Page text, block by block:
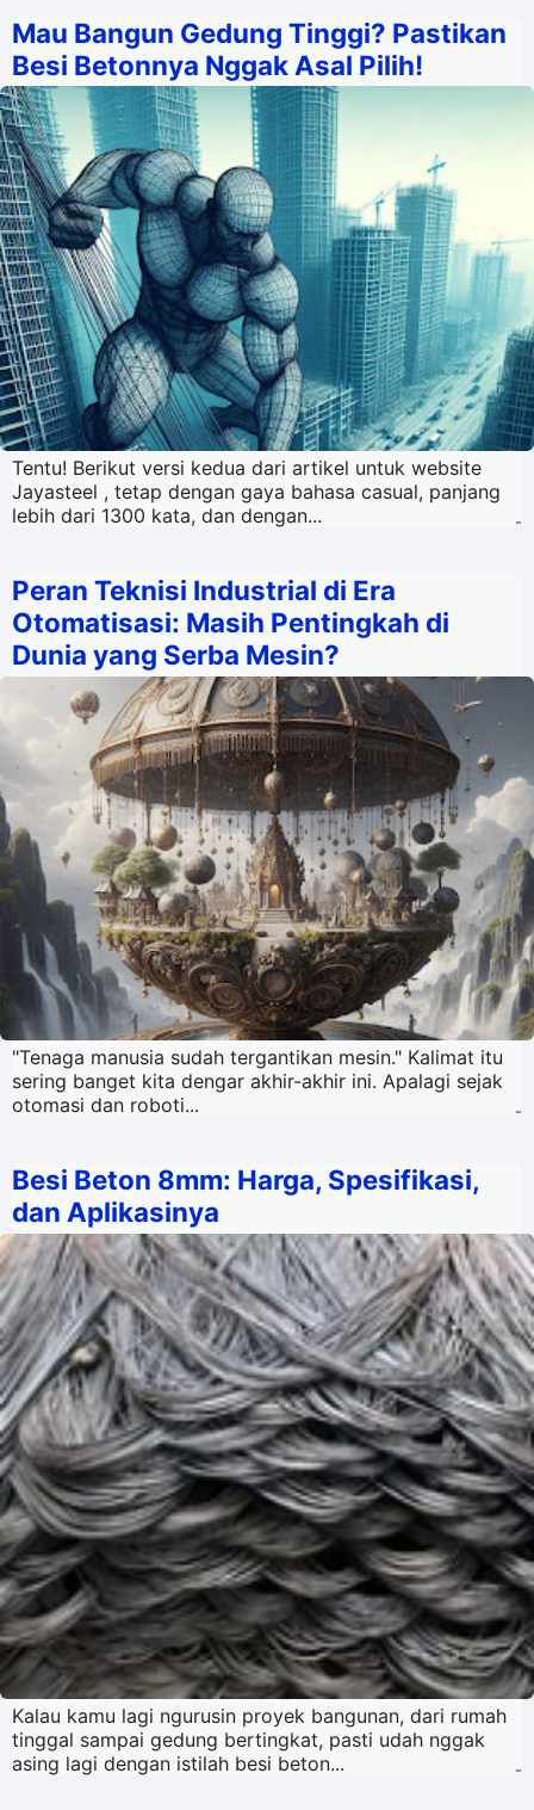
Mau Bangun Gedung Tinggi? Pastikan
Besi Betonnya Nggak Asal Pilih!
Tentu! Berikut versi kedua dari artikel untuk website
Jayasteel , tetap dengan gaya bahasa casual, panjang
lebih dari 1300 kata, dan dengan...
-
Peran Teknisi Industrial di Era
Otomatisasi: Masih Pentingkah di
Dunia yang Serba Mesin?
"Tenaga manusia sudah tergantikan mesin." Kalimat itu
sering banget kita dengar akhir-akhir ini. Apalagi sejak
otomasi dan roboti...
-
Besi Beton 8mm: Harga, Spesifikasi,
dan Aplikasinya
Kalau kamu lagi ngurusin proyek bangunan, dari rumah
tinggal sampai gedung bertingkat, pasti udah nggak
asing lagi dengan istilah besi beton...
-